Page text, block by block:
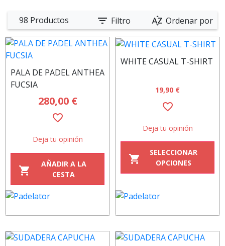
98 Productos filter_list Filtro sort_by_alpha Ordenar por
PALA DE PADEL ANTHEA
FUCSIA
280,00 €
favorite_border
Deja tu opinión
shopping_cart
AÑADIR A LA
CESTA
WHITE CASUAL T-SHIRT
19,90 €
favorite_border
Deja tu opinión
shopping_cart
SELECCIONAR
OPCIONES